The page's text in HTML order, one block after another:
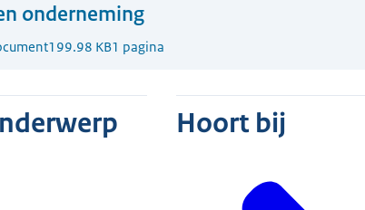
onderneming
199.98 KB1 pagina
Hoort bij